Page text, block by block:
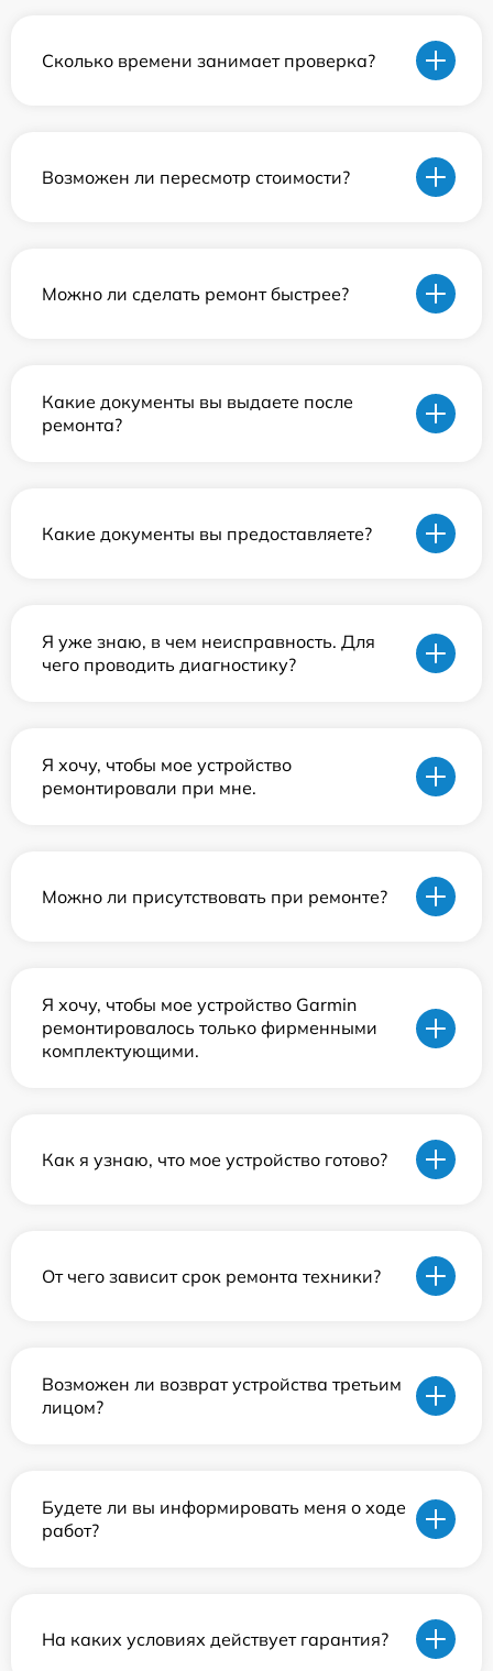
Сколько времени занимает проверка?
Возможен ли пересмотр стоимости?
Можно ли сделать ремонт быстрее?
Какие документы вы выдаете после
ремонта?
Какие документы вы предоставляете?
Я уже знаю, в чем неисправность. Для
чего проводить диагностику?
Я хочу, чтобы мое устройство
ремонтировали при мне.
Можно ли присутствовать при ремонте?
Я хочу, чтобы мое устройство Garmin
ремонтировалось только фирменными
комплектующими.
Как я узнаю, что мое устройство готово?
От чего зависит срок ремонта техники?
Возможен ли возврат устройства третьим
лицом?
Будете ли вы информировать меня о ходе
работ?
На каких условиях действует гарантия?